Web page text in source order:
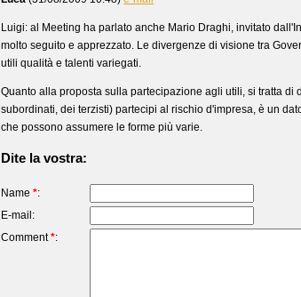
Luigi: al Meeting ha parlato anche Mario Draghi, invitato
molto seguito e apprezzato. Le divergenze di visione tra
utili qualità e talenti variegati.
Quanto alla proposta sulla partecipazione agli utili, si tratta
subordinati, dei terzisti) partecipi al rischio d'impresa, è un
che possono assumere le forme più varie.
Dite la vostra:
Name *:
E-mail:
Comment*: